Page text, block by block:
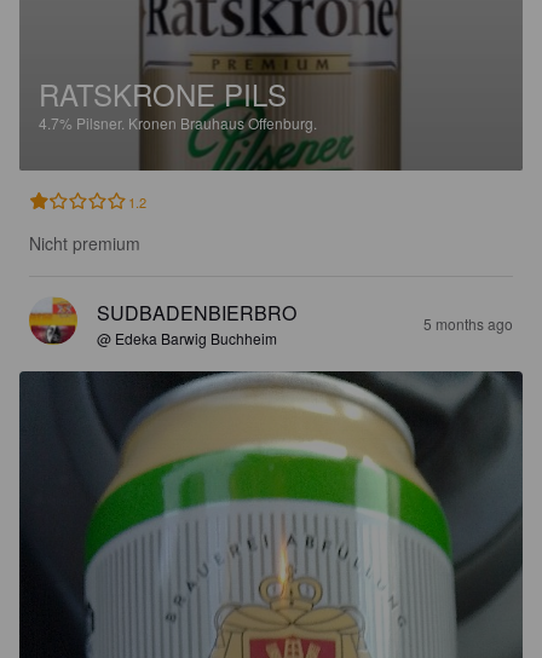
RATSKRONE PILS
4.7% Pilsner. Kronen Brauhaus Offenburg.
1.2
Nicht premium
SUDBADENBIERBRO
@ Edeka Barwig Buchheim
5 months ago